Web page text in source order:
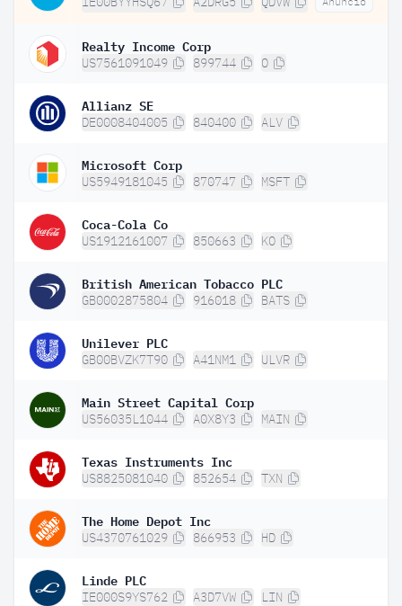
Realty Income Corp
US7561091049 899744 O
Allianz SE
DE0008404005 840400 ALV
Microsoft Corp
US5949181045 870747 MSFT
Coca-Cola Co
US1912161007 850663 KO
British American Tobacco PLC
GB0002875804 916018 BATS
Unilever PLC
GB00BVZK7T90 A41NM1 ULVR
Main Street Capital Corp
US56035L1044 A0X8Y3 MAIN
Texas Instruments Inc
US8825081040 852654 TXN
The Home Depot Inc
US4370761029 866953 HD
Linde PLC
IE000S9YS762 A3D7VW LIN